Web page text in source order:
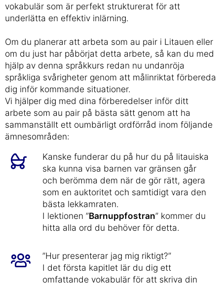
vokabulär som är perfekt strukturerat för att
underlätta en effektiv inlärning.
Om du planerar att arbeta som au pair i Litauen eller
om du just har påbörjat detta arbete, så kan du med
hjälp av denna språkkurs redan nu undanröja
språkliga svårigheter genom att målinriktat förbereda
dig inför kommande situationer.
Vi hjälper dig med dina förberedelser inför ditt
arbete som au pair på bästa sätt genom att ha
sammanställt ett oumbärligt ordförråd inom följande
ämnesområden:
Kanske funderar du på hur du på litauiska
ska kunna visa barnen var gränsen går
och berömma dem när de gör rätt, agera
som en auktoritet och samtidigt vara den
bästa lekkamraten.
I lektionen ”Barnuppfostran” kommer du
hitta alla ord du behöver för detta.
”Hur presenterar jag mig riktigt?”
I det första kapitlet lär du dig ett
omfattande vokabulär för att skriva din